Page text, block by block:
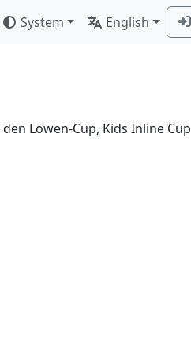
System English
Löwen-Cup, Kids Inline Cup